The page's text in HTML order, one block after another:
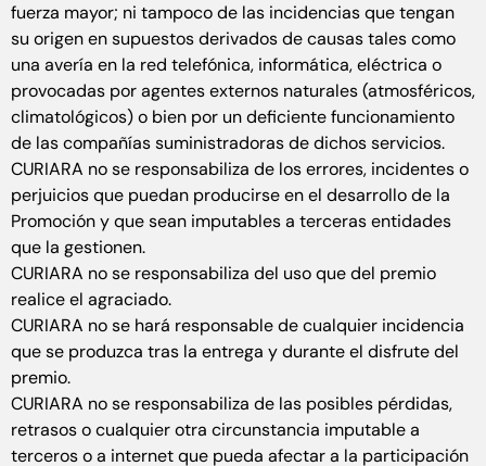
fuerza mayor; ni tampoco de las incidencias que tengan
su origen en supuestos derivados de causas tales como
una avería en la red telefónica, informática, eléctrica o
provocadas por agentes externos naturales (atmosféricos,
climatológicos) o bien por un deficiente funcionamiento
de las compañías suministradoras de dichos servicios.
CURIARA no se responsabiliza de los errores, incidentes o
perjuicios que puedan producirse en el desarrollo de la
Promoción y que sean imputables a terceras entidades
que la gestionen.
CURIARA no se responsabiliza del uso que del premio
realice el agraciado.
CURIARA no se hará responsable de cualquier incidencia
que se produzca tras la entrega y durante el disfrute del
premio.
CURIARA no se responsabiliza de las posibles pérdidas,
retrasos o cualquier otra circunstancia imputable a
terceros o a internet que pueda afectar a la participación